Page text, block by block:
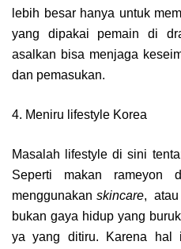
lebih besar hanya untuk
yang dipakai pemain di
asalkan bisa menjaga
dan pemasukan.
4. Meniru lifestyle Korea
Masalah lifestyle di sini
Seperti makan rameyon
menggunakan skincare, atau
bukan gaya hidup yang
ya yang ditiru. Karena hal